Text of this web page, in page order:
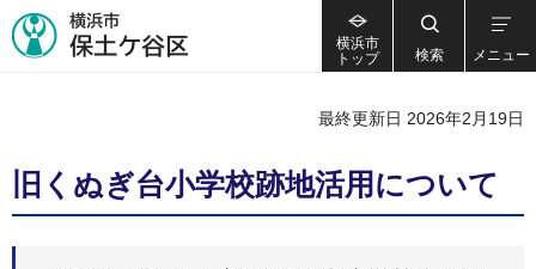
横浜市
トップ
検索 メニュー
最終更新日 2026年2月19日
旧くぬぎ台小学校跡地活用について